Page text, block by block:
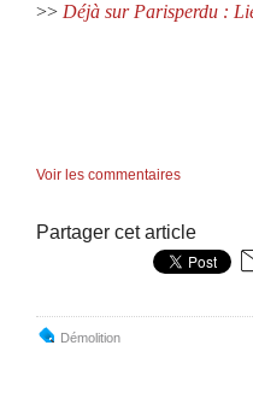
>> Déjà sur Parisperdu :
Voir les commentaires
Partager cet article
Démolition